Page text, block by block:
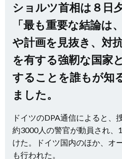
ショルツ首相は８日
「最も重要な結論は
や計画を見抜き、対
を有する強靭な国家
することを誰もが知
ました。
ドイツのDPA通信によると、
約3000人の警官が動員され、
けた。ドイツ国内のほか、オ
も行われた。